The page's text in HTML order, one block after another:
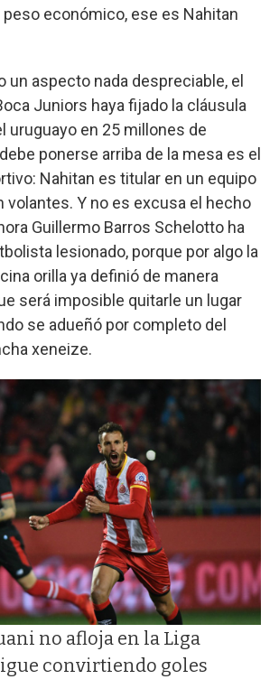
económico, ese es Nahitan
un aspecto nada despreciable, el
Juniors haya fijado la cláusula
uruguayo en 25 millones de
ponerse arriba de la mesa es el
Nahitan es titular en un equipo
volantes. Y no es excusa el hecho
Guillermo Barros Schelotto ha
lesionado, porque por algo la
orilla ya definió de manera
será imposible quitarle un lugar
se adueñó por completo del
xeneize.
no afloja en la Liga
convirtiendo goles